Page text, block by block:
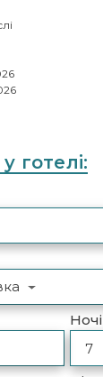
готелі:
Ночі